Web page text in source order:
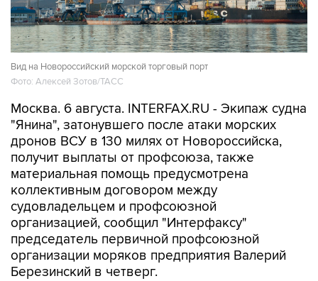
Вид на Новороссийский морской торговый порт
Фото: Алексей Зотов/ТАСС
Москва. 6 августа. INTERFAX.RU - Экипаж судна
"Янина", затонувшего после атаки морских
дронов ВСУ в 130 милях от Новороссийска,
получит выплаты от профсоюза, также
материальная помощь предусмотрена
коллективным договором между
судовладельцем и профсоюзной
организацией, сообщил "Интерфаксу"
председатель первичной профсоюзной
организации моряков предприятия Валерий
Березинский в четверг.